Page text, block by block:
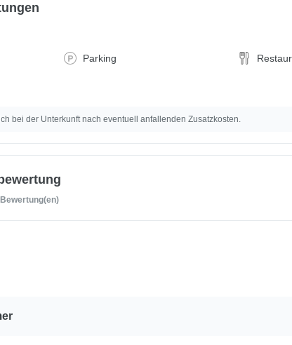
Parking
bei der Unterkunft nach eventuell anfallenden Zusatzkosten.